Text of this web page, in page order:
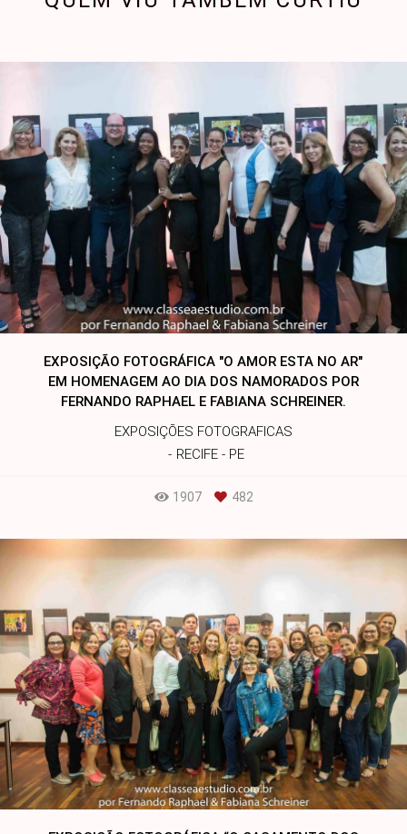
EXPOSIÇÃO FOTOGRÁFICA "O AMOR ESTA NO AR"
EM HOMENAGEM AO DIA DOS NAMORADOS POR
FERNANDO RAPHAEL E FABIANA SCHREINER.
EXPOSIÇÕES FOTOGRAFICAS
RECIFE - PE
1907 482